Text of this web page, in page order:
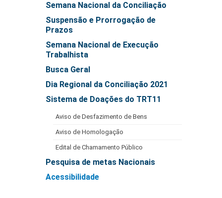
Automação e IA
Governança
Governança de TI
Gestão Estratégica
Governança das Contratações Obras
Rede de Governança Colaborativa
Sites Institucionais
Semana Nacional da Conciliação
Suspensão e Prorrogação de
Prazos
Semana Nacional de Execução
Trabalhista
Busca Geral
Dia Regional da Conciliação 2021
Sistema de Doações do TRT11
Aviso de Desfazimento de Bens
Aviso de Homologação
Edital de Chamamento Público
Pesquisa de metas Nacionais
Acessibilidade